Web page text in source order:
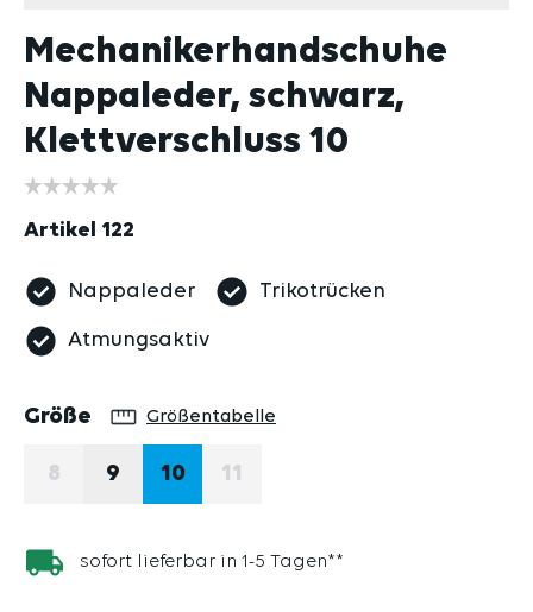
Mechanikerhandschuhe
Nappaleder, schwarz,
Klettverschluss 10
Artikel 122
Nappaleder Trikotrücken
Atmungsaktiv
Größe auswählen
Größentabelle
8
(DIESE OPTION IST ZURZEIT NICHT VERFÜGBAR.)
9 10 11
(DIESE OPTION IST ZURZEIT
sofort lieferbar in 1-5 Tagen**